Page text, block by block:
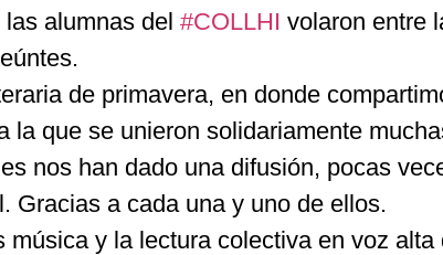
alumnas del #COLLHI volaron entre
de primavera, en donde
la que se unieron solidariamente
nos han dado una difusión, pocas
Gracias a cada una y uno de ellos.
música y la lectura colectiva en voz